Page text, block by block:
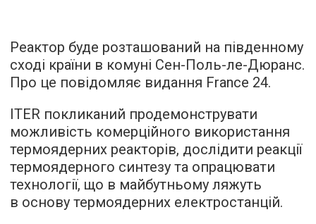
Реактор буде розташований на південному
сході країни в комуні Сен-Поль-ле-Дюранс.
Про це повідомляє видання France 24.
ITER покликаний продемонструвати
можливість комерційного використання
термоядерних реакторів, дослідити реакції
термоядерного синтезу та опрацювати
технології, що в майбутньому ляжуть
в основу термоядерних електростанцій.